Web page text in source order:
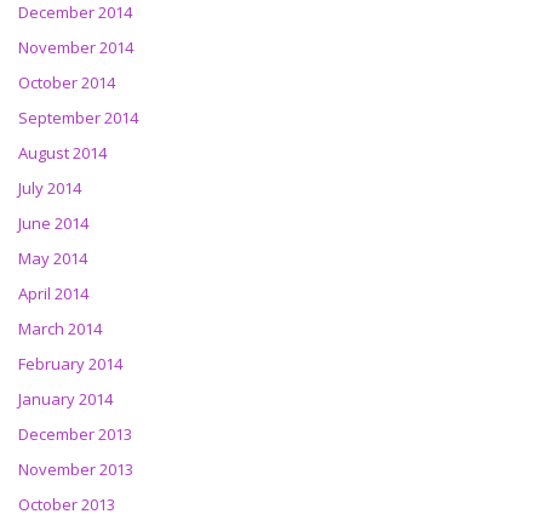
December 2014
November 2014
October 2014
September 2014
August 2014
July 2014
June 2014
May 2014
April 2014
March 2014
February 2014
January 2014
December 2013
November 2013
October 2013